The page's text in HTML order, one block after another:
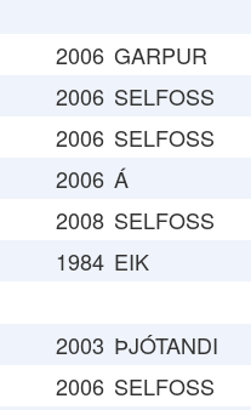
2006 GARPUR
2006 SELFOSS
2006 SELFOSS
2006 Á
2008 SELFOSS
1984 EIK
2003 ÞJÓTANDI
2006 SELFOSS